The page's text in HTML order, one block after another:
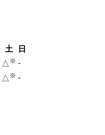
土
日
△ ※ -
△ ※ -